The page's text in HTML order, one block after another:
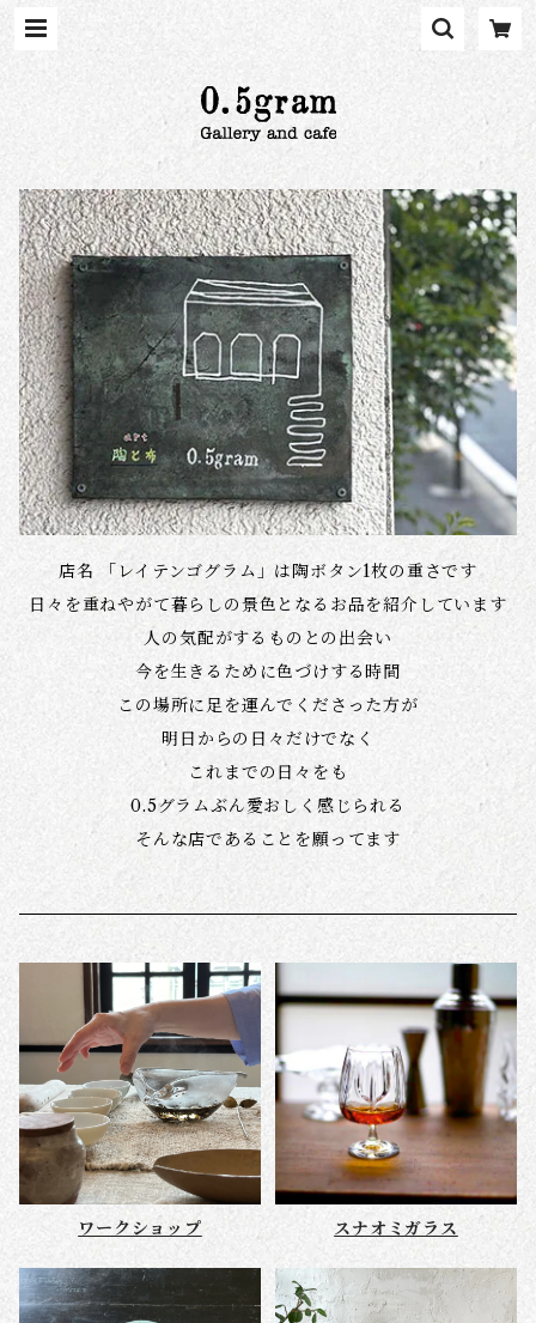
店名 「レイテンゴグラム」は陶ボタン1枚の重さです
日々を重ねやがて暮らしの景色となるお品を紹介しています
​人の気配がするものとの出会い
今を生きるために色づけする時間
この場所に足を運んでくださった方が
明日からの日々だけでなく
これまでの日々をも
0.5グラムぶん愛おしく感じられる
そんな店であることを願ってます
ワークショップ スナオミガラス